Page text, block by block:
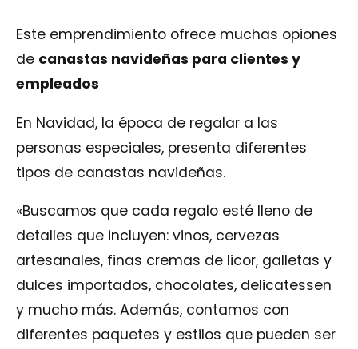
Este emprendimiento ofrece muchas opiones
de canastas navideñas para clientes y
empleados
En Navidad, la época de regalar a las
personas especiales, presenta diferentes
tipos de canastas navideñas.
«Buscamos que cada regalo esté lleno de
detalles que incluyen: vinos, cervezas
artesanales, finas cremas de licor, galletas y
dulces importados, chocolates, delicatessen
y mucho más. Además, contamos con
diferentes paquetes y estilos que pueden ser